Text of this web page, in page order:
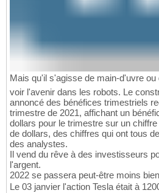
Mais qu'il s'agisse de main-d'uvre
voir l'avenir dans les robots. Le
annoncé des bénéfices trimestriels
trimestre de 2021, affichant un
dollars pour le trimestre sur un
de dollars, des chiffres qui ont tous
des analystes.
Il vend du rêve à des investisseurs
l'argent.
2022 se passera peut-être moins
Le 03 janvier l'action Tesla était à